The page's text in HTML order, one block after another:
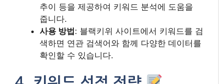
추이 등을 제공하여 키워드 분석에 도움을
줍니다.
사용 방법: 블랙키위 사이트에서 키워드를 검
색하면 연관 검색어와 함께 다양한 데이터를
확인할 수 있습니다.